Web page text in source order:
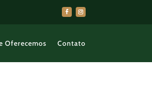
Oferecemos Contato